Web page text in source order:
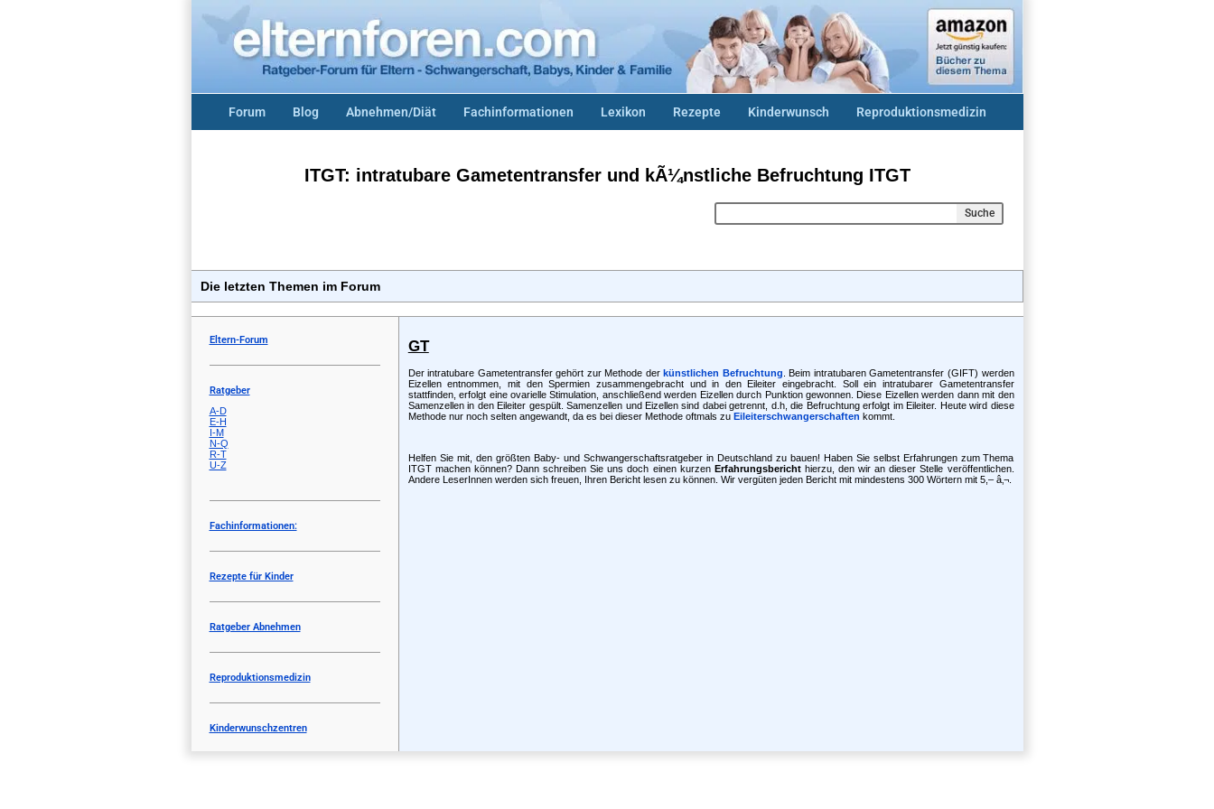
Forum Blog Abnehmen/Diät Fachinformationen Lexikon Rezepte Kinderwunsch Reproduktionsmedizin
ITGT: intratubare Gametentransfer und kÃ¼nstliche Befruchtung ITGT
Suche
Die letzten Themen im Forum
Eltern-Forum
Ratgeber
A-D
E-H
I-M
N-Q
R-T
U-Z
Fachinformationen:
Rezepte für Kinder
Ratgeber Abnehmen
Reproduktionsmedizin
Kinderwunschzentren
GT
Der intratubare Gametentransfer gehört zur Methode derkünstlichen Befruchtung . Beim intratubaren Gametentransfer (GIFT) werden
Eizellen entnommen, mit den Spermien zusammengebracht und in den Eileiter eingebracht. Soll ein intratubarer Gametentransfer
stattfinden, erfolgt eine ovarielle Stimulation, anschließend werden Eizellen durch Punktion gewonnen. Diese Eizellen werden dann mit den
Samenzellen in den Eileiter gespült. Samenzellen und Eizellen sind dabei getrennt, d.h, die Befruchtung erfolgt im Eileiter. Heute wird diese
Methode nur noch selten angewandt, da es bei dieser Methode oftmals zu Eileiterschwangerschaften kommt.
Helfen Sie mit, den größten Baby- und Schwangerschaftsratgeber in Deutschland zu bauen! Haben Sie selbst Erfahrungen zum Thema
ITGT machen können? Dann schreiben Sie uns doch einen kurzen Erfahrungsberichthierzu, den wir an dieser Stelle veröffentlichen.
Andere LeserInnen werden sich freuen, Ihren Bericht lesen zu können. Wir vergüten jeden Bericht mit mindestens 300 Wörtern mit 5,– â‚¬.